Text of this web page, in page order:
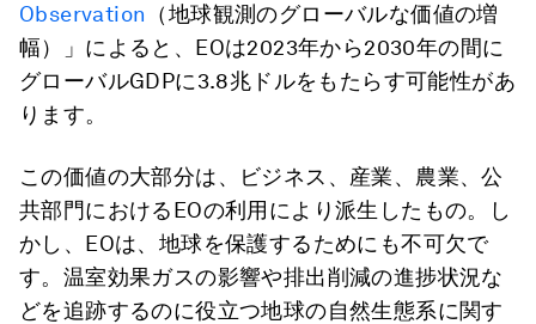
Observation
（地球観測のグローバルな価値の増
幅）」によると、EOは2023年から2030年の間に
グローバルGDPに3.8兆ドルをもたらす可能性があ
ります。
この価値の大部分は、ビジネス、産業、農業、公
共部門におけるEOの利用により派生したもの。し
かし、EOは、地球を保護するためにも不可欠で
す。温室効果ガスの影響や排出削減の進捗状況な
どを追跡するのに役立つ地球の自然生態系に関す